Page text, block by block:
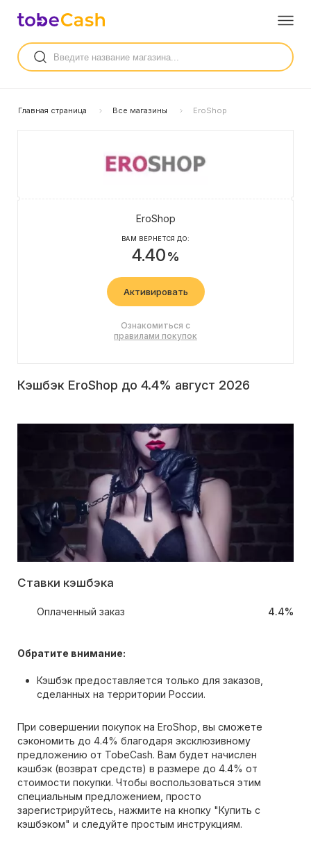
Главная страница Все магазины EroShop
EroShop
ВАМ ВЕРНЕТСЯ ДО:
4.40%
Активировать
Ознакомиться с
правилами покупок
Кэшбэк EroShop до 4.4% август 2026
Ставки кэшбэка
Оплаченный заказ 4.4%
Обратите внимание:
Кэшбэк предоставляется только для заказов,
сделанных на территории России.
При совершении покупок на EroShop, вы сможете
сэкономить до 4.4% благодаря эксклюзивному
предложению от TobeCash. Вам будет начислен
кэшбэк (возврат средств) в размере до 4.4% от
стоимости покупки. Чтобы воспользоваться этим
специальным предложением, просто
зарегистрируйтесь, нажмите на кнопку "Купить с
кэшбэком" и следуйте простым инструкциям.